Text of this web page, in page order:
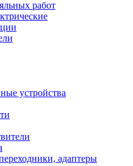
работ
устройства
адаптеры